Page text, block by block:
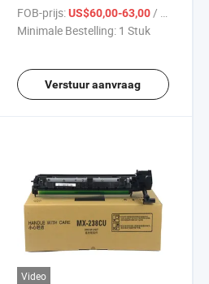
Bizhub 227 287 367 Copier
FOB-prijs: US$60,00-63,00/ Stuk
Minimale Bestelling: 1 Stuk
Verstuur aanvraag
Video